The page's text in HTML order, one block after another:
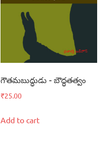
గౌతమబుద్ధుడు – బౌద్ధతత్వం
₹25.00
Add to cart